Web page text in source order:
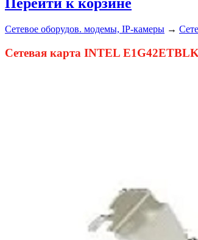
Сетевое оборудов. модемы, IP-камеры →
Сетевая карта INTEL